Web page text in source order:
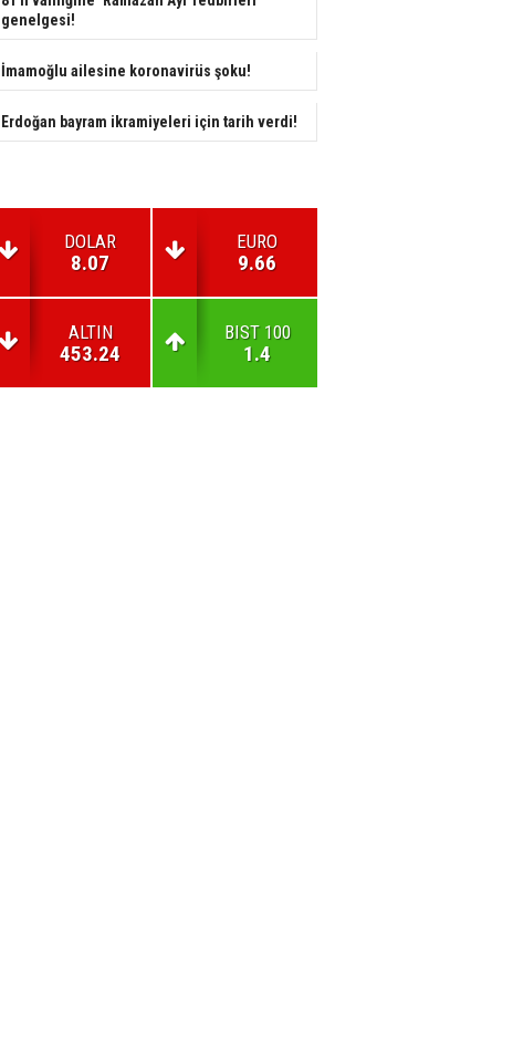
genelgesi!
İmamoğlu ailesine koronavirüs şoku!
Erdoğan bayram ikramiyeleri için tarih verdi!
DOLAR
8.07
EURO
9.66
ALTIN
453.24
BIST 100
1.4